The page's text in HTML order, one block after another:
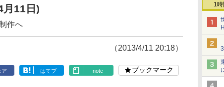
1時
11日)
作へ
（2013/4/11 20:18）
ア はてブ note ブックマーク